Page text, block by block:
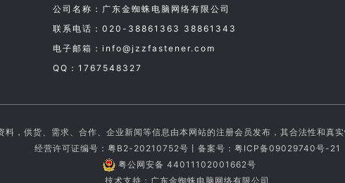
公司名称：广东金蜘蛛电脑网络有限公司
联系电话：020-38861363 38861343
电子邮箱：info@jzzfastener.com
QQ：1767548327
料，供货、需求、合作、企业新闻等信息由本网站的注册会员发布，其合法性和真
经营许可证编号：粤B2-20210752号丨备案号： 粤ICP备09029740号-21
粤公网安备 44011102001662号
技术支持：广东金蜘蛛电脑网络有限公司